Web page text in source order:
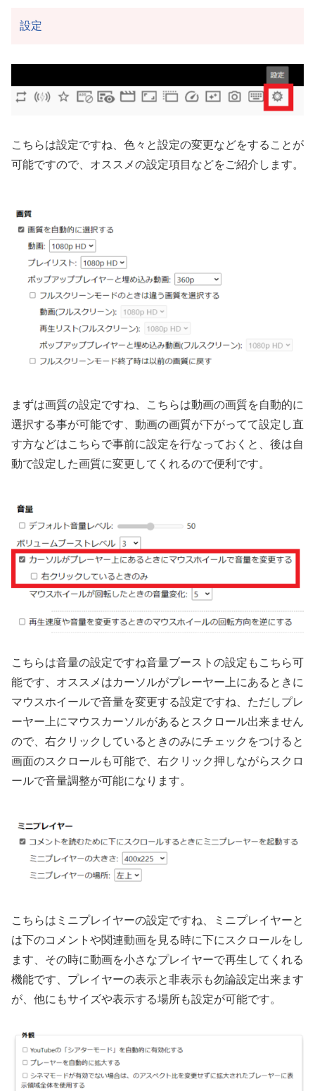
設定
こちらは設定ですね、色々と設定の変更などをすることが
可能ですので、オススメの設定項目などをご紹介します。
まずは画質の設定ですね、こちらは動画の画質を自動的に
選択する事が可能です、動画の画質が下がってて設定し直
す方などはこちらで事前に設定を行なっておくと、後は自
動で設定した画質に変更してくれるので便利です。
こちらは音量の設定ですね音量ブーストの設定もこちら可
能です、オススメはカーソルがプレーヤー上にあるときに
マウスホイールで音量を変更する設定ですね、ただしプレ
ーヤー上にマウスカーソルがあるとスクロール出来ません
ので、右クリックしているときのみにチェックをつけると
画面のスクロールも可能で、右クリック押しながらスクロ
ールで音量調整が可能になります。
こちらはミニプレイヤーの設定ですね、ミニプレイヤーと
は下のコメントや関連動画を見る時に下にスクロールをし
ます、その時に動画を小さなプレイヤーで再生してくれる
機能です、プレイヤーの表示と非表示も勿論設定出来ます
が、他にもサイズや表示する場所も設定が可能です。